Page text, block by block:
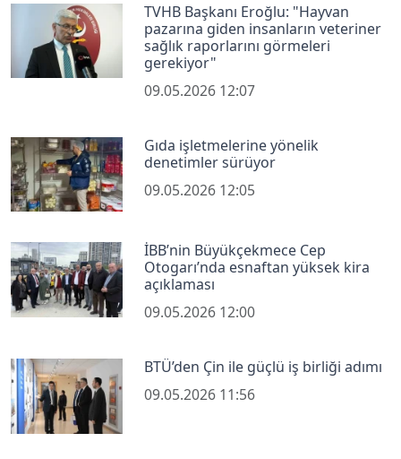
TVHB Başkanı Eroğlu: "Hayvan
pazarına giden insanların veteriner
sağlık raporlarını görmeleri
gerekiyor"
09.05.2026 12:07
Gıda işletmelerine yönelik
denetimler sürüyor
09.05.2026 12:05
İBB’nin Büyükçekmece Cep
Otogarı’nda esnaftan yüksek kira
açıklaması
09.05.2026 12:00
BTÜ’den Çin ile güçlü iş birliği adımı
09.05.2026 11:56